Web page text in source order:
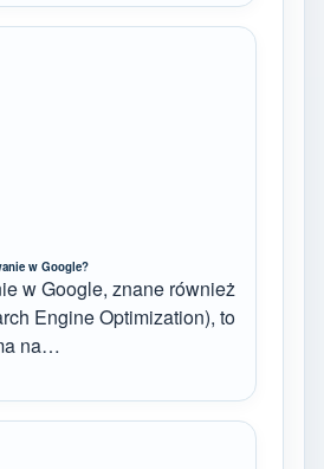
w Google?
w Google, znane również
Engine Optimization), to
na…